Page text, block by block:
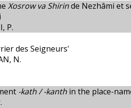
Xosrow va Shirinde Nezhâmi et
P.
des Seigneurs'
N.
-kath / -kanth in the place-